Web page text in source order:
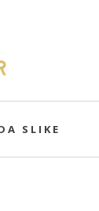
SLIKE